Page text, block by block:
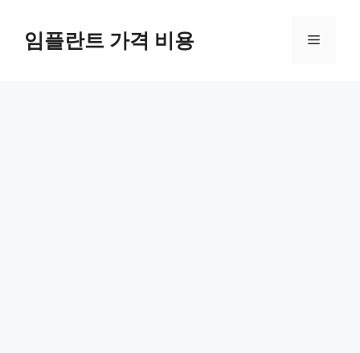
content임플란트 가격 비용 Menu